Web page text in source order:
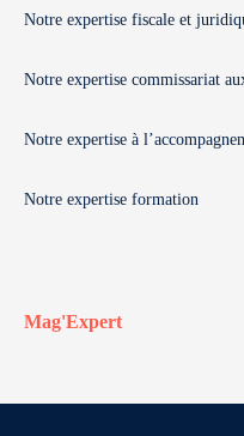
Notre expertise fiscale et
Notre expertise commissariat
Notre expertise à
Notre expertise formation
Mag'Expert